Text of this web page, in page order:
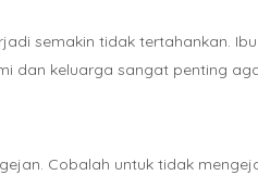
semakin tidak tertahankan.
dan keluarga sangat penting
Cobalah untuk tidak